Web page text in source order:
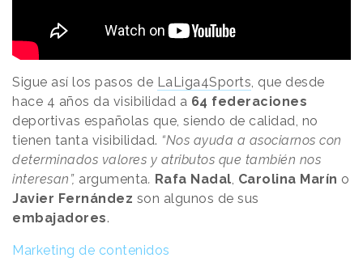
Sigue así los pasos de LaLiga4Sports, que desde
hace 4 años da visibilidad a 64 federaciones
deportivas españolas que, siendo de calidad, no
tienen tanta visibilidad. “Nos ayuda a asociarnos con
determinados valores y atributos que también nos
interesan”, argumenta. Rafa Nadal, Carolina Marín o
Javier Fernández son algunos de sus
embajadores.
Marketing de contenidos